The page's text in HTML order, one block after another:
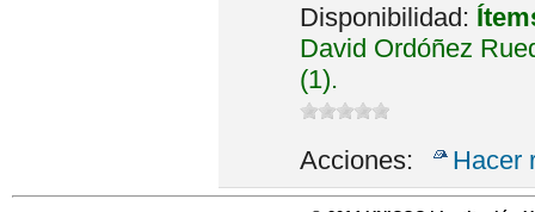
Disponibilidad:
David Ordóñez
(1).
Acciones: Hacer